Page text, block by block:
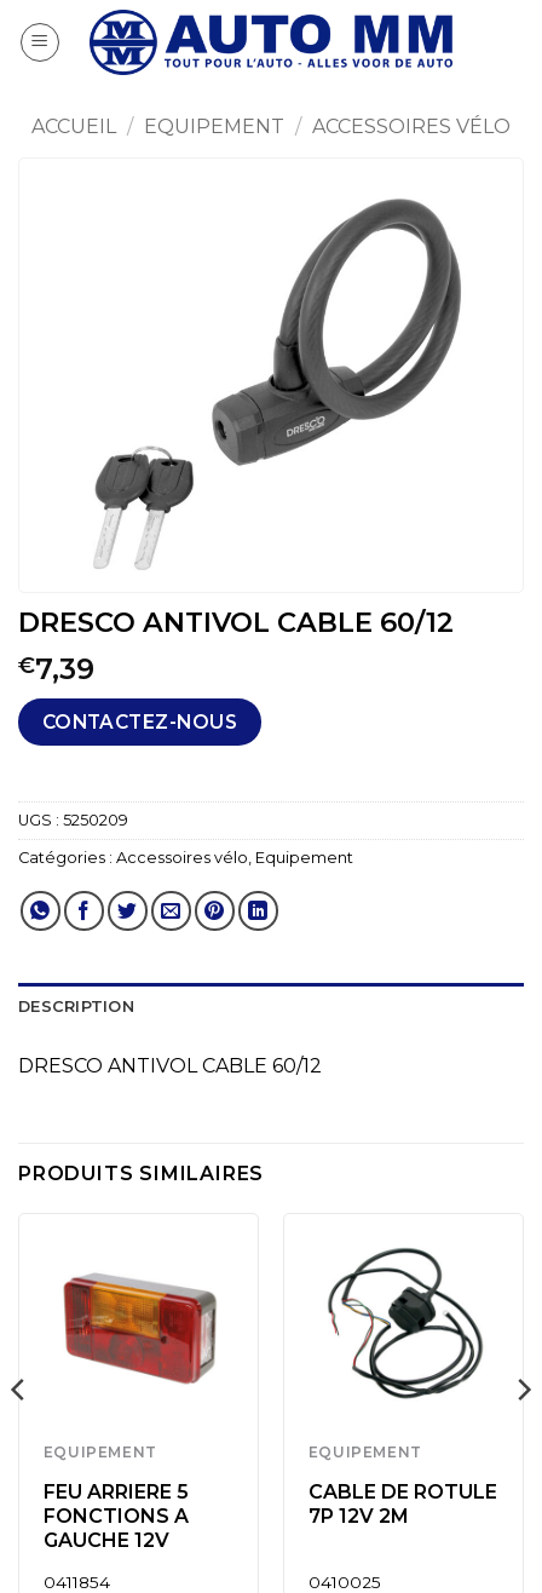
au
ACCUEIL / EQUIPEMENT / ACCESSOIRES VÉLO
DRESCO ANTIVOL CABLE 60/12
€7,39
CONTACTEZ-NOUS
UGS : 5250209
Catégories : Accessoires vélo Equipement
DESCRIPTION
DRESCO ANTIVOL CABLE 60/12
PRODUITS SIMILAIRES
EQUIPEMENT
FEU ARRIERE 5
FONCTIONS A
GAUCHE 12V
0411854
EQUIPEMENT
CABLE DE ROTULE
7P 12V 2M
0410025